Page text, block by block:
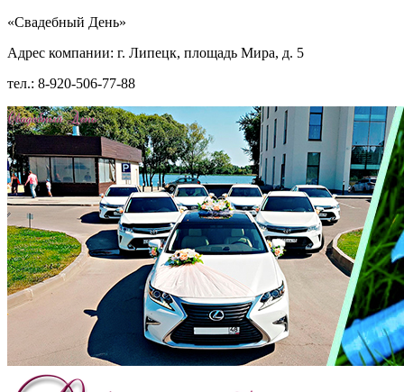
«Свадебный День»
Адрес компании: г. Липецк, площадь Мира, д. 5
тел.: 8-920-506-77-88